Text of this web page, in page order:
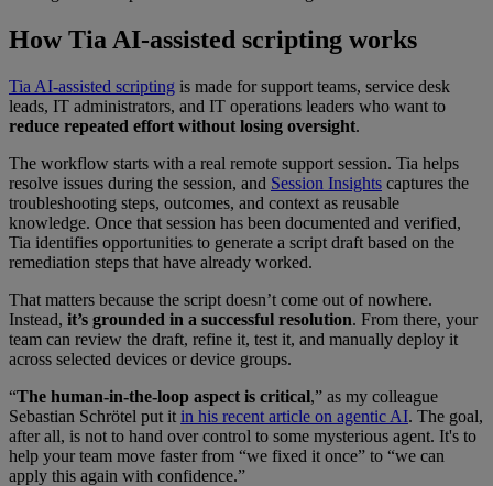
How Tia AI-assisted scripting works
Tia AI-assisted scripting is made for support teams, service desk
leads, IT administrators, and IT operations leaders who want to
reduce repeated effort without losing oversight.
The workflow starts with a real remote support session. Tia helps
resolve issues during the session, and Session Insights captures the
troubleshooting steps, outcomes, and context as reusable
knowledge. Once that session has been documented and verified,
Tia identifies opportunities to generate a script draft based on the
remediation steps that have already worked.
That matters because the script doesn’t come out of nowhere.
Instead, it’s grounded in a successful resolution. From there, your
team can review the draft, refine it, test it, and manually deploy it
across selected devices or device groups.
“The human-in-the-loop aspect is critical,” as my colleague
Sebastian Schrötel put it in his recent article on agentic AI. The goal,
after all, is not to hand over control to some mysterious agent. It's to
help your team move faster from “we fixed it once” to “we can
apply this again with confidence.”